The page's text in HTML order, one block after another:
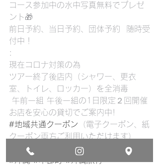
コース参加中の水中写真無料でプレゼ
ント🎁
前日予約、当日予約、団体予約  随時受
付中！
:
現在コロナ対策の為
ツアー終了後店内（シャワー、更衣
室、トイレ、ロッカー）を全消毒
午前一組 午後一組の1日限定２回開催
お店を安心の貸切でご案内中!
#地域共通クーポン （電子クーポン、紙
クーポン両方ご利用いただけます）